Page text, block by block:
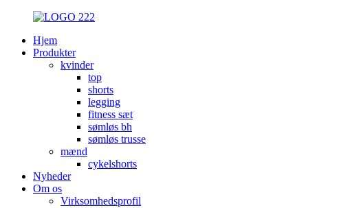
Hjem
Produkter
kvinder
top
shorts
legging
fitness sæt
sømløs bh
sømløs trusse
mænd
cykelshorts
Nyheder
Om os
Virksomhedsprofil